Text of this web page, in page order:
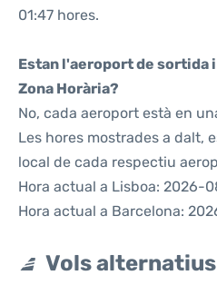
01:47 hores.
Estan l'aeroport de sortida
Zona Horària?
No, cada aeroport està en
Les hores mostrades a dalt,
local de cada respectiu
Hora actual a Lisboa: 2026-
Hora actual a Barcelona:
Vols alternatius